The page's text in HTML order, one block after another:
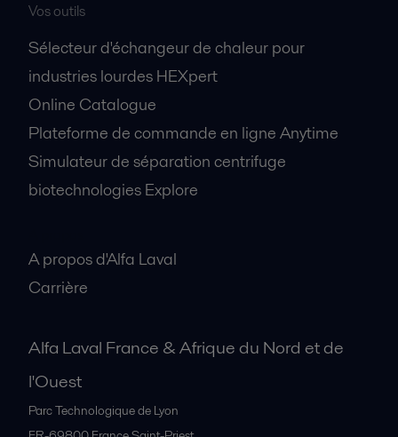
Vos outils
Sélecteur d'échangeur de chaleur pour
industries lourdes HEXpert
Online Catalogue
Plateforme de commande en ligne Anytime
Simulateur de séparation centrifuge
biotechnologies Explore
A propos d'Alfa Laval
Carrière
Alfa Laval France & Afrique du Nord et de
l'Ouest
Parc Technologique de Lyon